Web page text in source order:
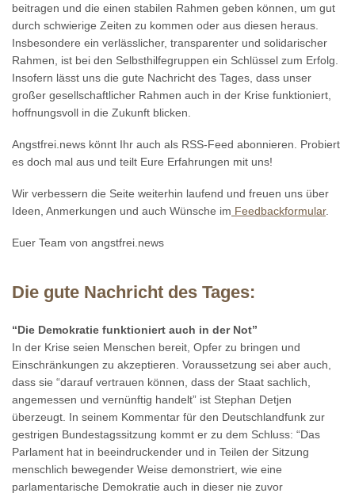
beitragen und die einen stabilen Rahmen geben können, um gut
durch schwierige Zeiten zu kommen oder aus diesen heraus.
Insbesondere ein verlässlicher, transparenter und solidarischer
Rahmen, ist bei den Selbsthilfegruppen ein Schlüssel zum Erfolg.
Insofern lässt uns die gute Nachricht des Tages, dass unser
großer gesellschaftlicher Rahmen auch in der Krise funktioniert,
hoffnungsvoll in die Zukunft blicken.
Angstfrei.news könnt Ihr auch als RSS-Feed abonnieren. Probiert
es doch mal aus und teilt Eure Erfahrungen mit uns!
Wir verbessern die Seite weiterhin laufend und freuen uns über
Ideen, Anmerkungen und auch Wünsche im Feedbackformular.
Euer Team von angstfrei.news
Die gute Nachricht des Tages:
“Die Demokratie funktioniert auch in der Not”
In der Krise seien Menschen bereit, Opfer zu bringen und
Einschränkungen zu akzeptieren. Voraussetzung sei aber auch,
dass sie “darauf vertrauen können, dass der Staat sachlich,
angemessen und vernünftig handelt” ist Stephan Detjen
überzeugt. In seinem Kommentar für den Deutschlandfunk zur
gestrigen Bundestagssitzung kommt er zu dem Schluss: “Das
Parlament hat in beeindruckender und in Teilen der Sitzung
menschlich bewegender Weise demonstriert, wie eine
parlamentarische Demokratie auch in dieser nie zuvor